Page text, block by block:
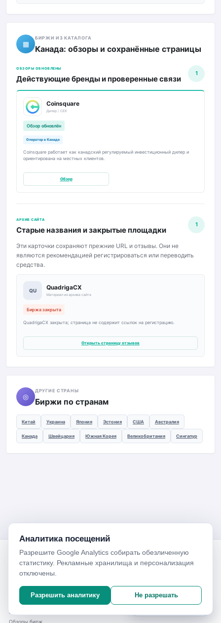
▦
БИРЖИ ИЗ КАТАЛОГА
Канада: обзоры и сохранённые страницы
ОБЗОРЫ ОБНОВЛЕНЫ
Действующие бренды и проверенные связи
1
Coinsquare
Дилер / CEX
Обзор обновлён
Оператор в Канаде
Coinsquare работает как канадский регулируемый инвестиционный дилер и
ориентирована на местных клиентов.
Обзор
АРХИВ САЙТА
Старые названия и закрытые площадки
1
Эти карточки сохраняют прежние URL и отзывы. Они не
являются рекомендацией регистрироваться или переводить
средства.
QU QuadrigaCX
Материал из архива сайта
Биржа закрыта
QuadrigaCX закрыта; страница не содержит ссылок на регистрацию.
Открыть страницу отзывов
◎
ДРУГИЕ СТРАНЫ
Биржи по странам
Китай Украина Япония Эстония США Австралия
Канада Швейцария Южная Корея Великобритания Сингапур
Биржи криптовалют
Справочник по биржам, платёжным системам, кошелькам и
безопасной работе с цифровыми активами.
Биржи
Рейтинг бирж
Все биржи
Обзоры бирж
Настройки аналитики
Аналитика посещений
Разрешите Google Analytics собирать обезличенную
статистику. Рекламные хранилища и персонализация
отключены.
Разрешить аналитику Не разрешать